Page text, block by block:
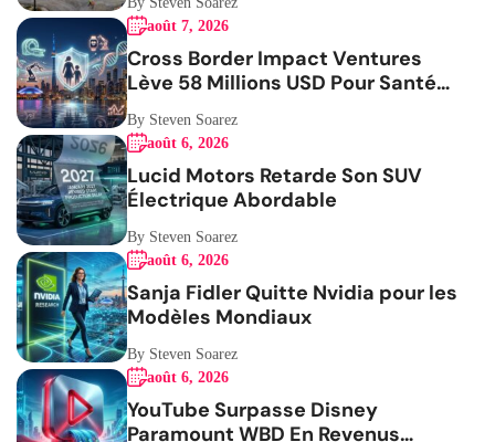
août 7, 2026
Cross Border Impact Ventures
Lève 58 Millions USD Pour Santé
Femmes
By Steven Soarez
août 6, 2026
Lucid Motors Retarde Son SUV
Électrique Abordable
By Steven Soarez
août 6, 2026
Sanja Fidler Quitte Nvidia pour les
Modèles Mondiaux
By Steven Soarez
août 6, 2026
YouTube Surpasse Disney
Paramount WBD En Revenus